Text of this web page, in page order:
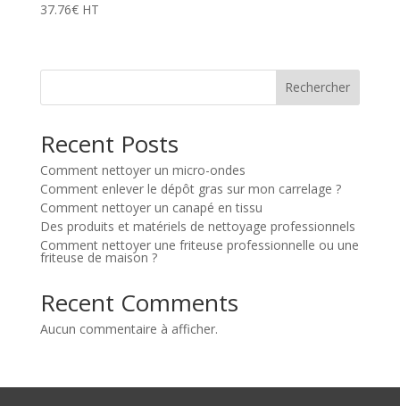
37.76€ HT
Rechercher
Recent Posts
Comment nettoyer un micro-ondes
Comment enlever le dépôt gras sur mon carrelage ?
Comment nettoyer un canapé en tissu
Des produits et matériels de nettoyage professionnels
Comment nettoyer une friteuse professionnelle ou une
friteuse de maison ?
Recent Comments
Aucun commentaire à afficher.